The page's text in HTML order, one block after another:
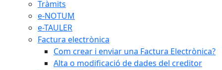
Tràmits
e-NOTUM
e-TAULER
Factura electrònica
Com crear i enviar una Factura Electrònica?
Alta o modificació de dades del creditor